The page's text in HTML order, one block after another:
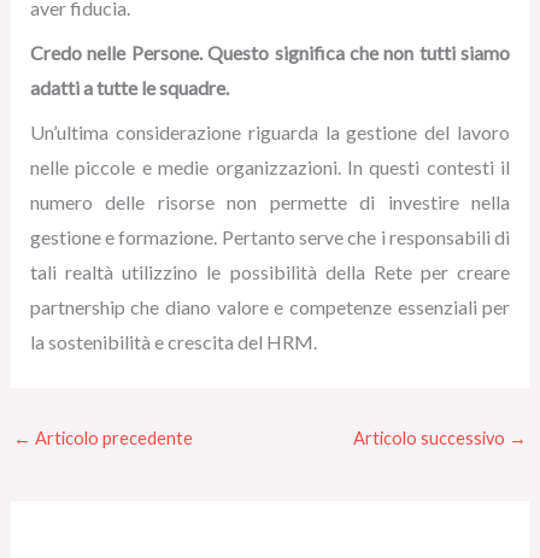
aver fiducia.
Credo nelle Persone. Questo significa che non tutti siamo
adatti a tutte le squadre.
Un’ultima considerazione riguarda la gestione del lavoro
nelle piccole e medie organizzazioni. In questi contesti il
numero delle risorse non permette di investire nella
gestione e formazione. Pertanto serve che i responsabili di
tali realtà utilizzino le possibilità della Rete per creare
partnership che diano valore e competenze essenziali per
la sostenibilità e crescita del HRM.
← Articolo precedente Articolo successivo →